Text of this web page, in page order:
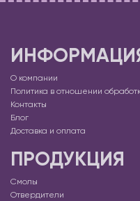
О компании
Политика в отношении
Контакты
Блог
Доставка и оплата
ПРОДУКЦИЯ
Смолы
Отвердители